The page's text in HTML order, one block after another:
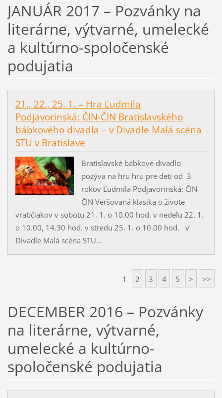
JANUÁR 2017 – Pozvánky na
literárne, výtvarné, umelecké
a kultúrno-spoločenské
podujatia
21., 22., 25. 1. – Hra Ľudmila
Podjavorinská: ČIN-ČIN Bratislavského
bábkového divadla – v Divadle Malá scéna
STU v Bratislave
Bratislavské bábkové divadlo
pozýva na hru hru pre deti od 3
rokov Ľudmila Podjavorinská: ČIN-
ČIN Veršovaná klasika o živote
vrabčiakov v sobotu 21. 1. o 10.00 hod. v nedeľu 22. 1.
o 10.00, 14.30 hod. v stredu 25. 1. o 10.00 hod. v
Divadle Malá scéna STU...
1 2 3 4 5 > >>
DECEMBER 2016 – Pozvánky
na literárne, výtvarné,
umelecké a kultúrno-
spoločenské podujatia